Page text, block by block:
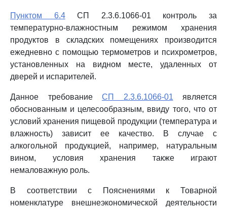
Пунктом 6.4СП 2.3.6.1066-01 контроль за
температурно-влажностным режимом хранения
продуктов в складских помещениях производится
ежедневно с помощью термометров и психрометров,
установленных на видном месте, удаленных от
дверей и испарителей.
Данное требование СП 2.3.6.1066-01 является
обоснованным и целесообразным, ввиду того, что от
условий хранения пищевой продукции (температура и
влажность) зависит ее качество. В случае с
алкогольной продукцией, например, натуральным
вином, условия хранения также играют
немаловажную роль.
В соответствии с Пояснениями к Товарной
номенклатуре внешнеэкономической деятельности